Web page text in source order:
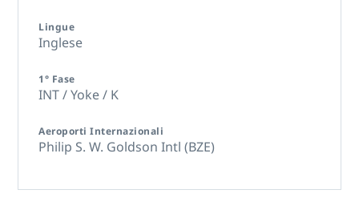
Lingue
Inglese
1° Fase
INT / Yoke / K
Aeroporti Internazionali
Philip S. W. Goldson Intl (BZE)